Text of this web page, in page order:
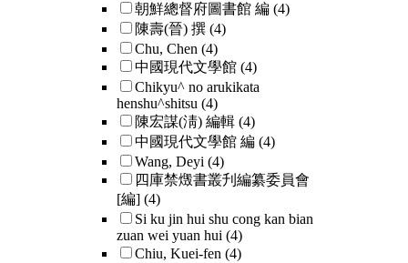
朝鮮總督府圖書館 編 (4)
陳壽(晉) 撰 (4)
Chu, Chen (4)
中國現代文學館 (4)
Chikyu^ no arukikata
henshu^shitsu (4)
陳宏謀(淸) 編輯 (4)
中國現代文學館 編 (4)
Wang, Deyi (4)
四庫禁燬書叢刋編纂委員會
[編] (4)
Si ku jin hui shu cong kan bian
zuan wei yuan hui (4)
Chiu, Kuei-fen (4)